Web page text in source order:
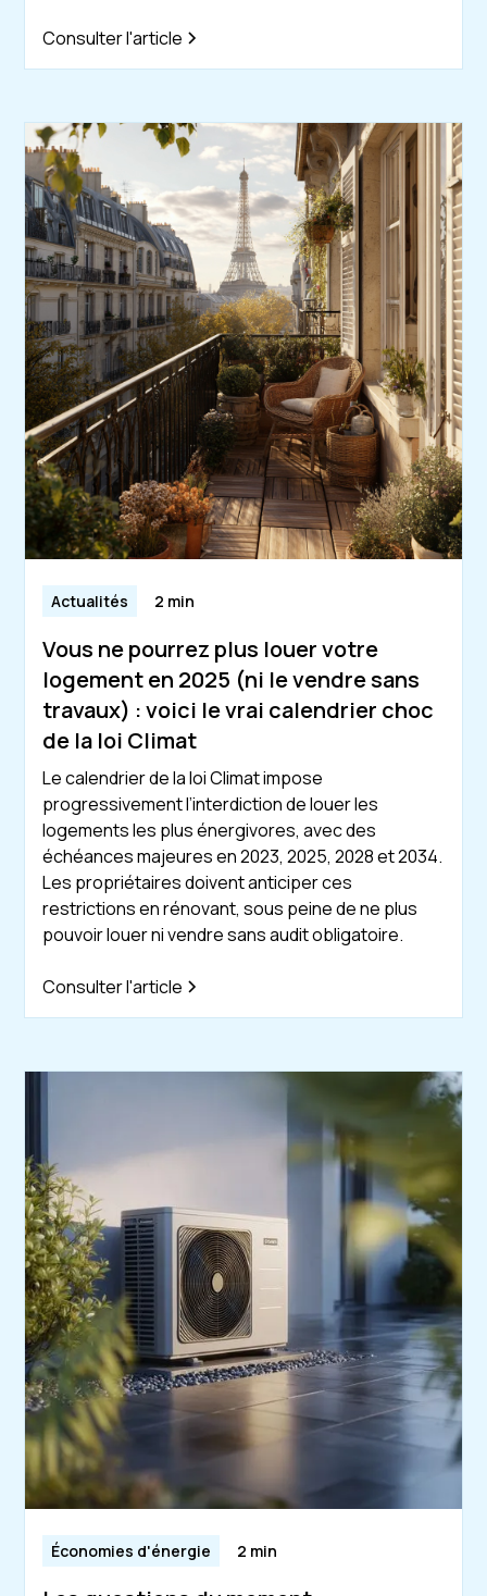
Consulter l'article
Actualités 2 min
Vous ne pourrez plus louer votre
logement en 2025 (ni le vendre sans
travaux) : voici le vrai calendrier choc
de la loi Climat
Le calendrier de la loi Climat impose
progressivement l’interdiction de louer les
logements les plus énergivores, avec des
échéances majeures en 2023, 2025, 2028 et 2034.
Les propriétaires doivent anticiper ces
restrictions en rénovant, sous peine de ne plus
pouvoir louer ni vendre sans audit obligatoire.
Consulter l'article
Économies d'énergie 2 min